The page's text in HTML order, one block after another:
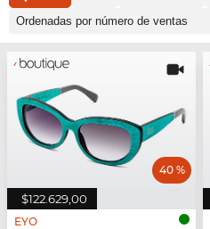
$122.629,00
40 %
EYO